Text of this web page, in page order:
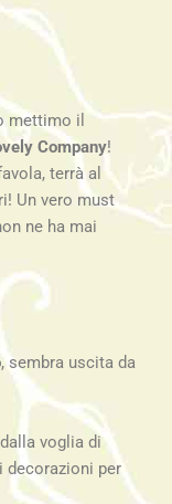
mettimo il
Company!
terrà al
Un vero must
ne ha mai
, sembra uscita da
voglia di
decorazioni per